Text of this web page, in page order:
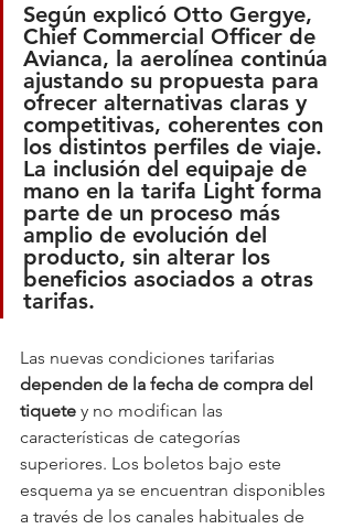
Según explicó Otto Gergye,
Chief Commercial Officer de
Avianca, la aerolínea continúa
ajustando su propuesta para
ofrecer alternativas claras y
competitivas, coherentes con
los distintos perfiles de viaje.
La inclusión del equipaje de
mano en la tarifa Light forma
parte de un proceso más
amplio de evolución del
producto, sin alterar los
beneficios asociados a otras
tarifas.
Las nuevas condiciones tarifarias
dependen de la fecha de compra del
tiquete y no modifican las
características de categorías
superiores. Los boletos bajo este
esquema ya se encuentran disponibles
a través de los canales habituales de